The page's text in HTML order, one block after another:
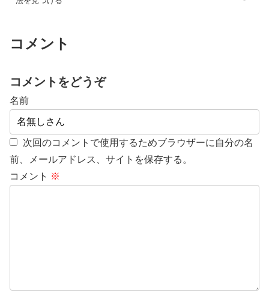
コメント
コメントをどうぞ
名前
次回のコメントで使用するためブラウザーに自分の名
前、メールアドレス、サイトを保存する。
コメント ※